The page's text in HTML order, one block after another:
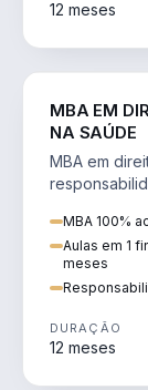
12 meses
MBA EM
NA SAÚDE
MBA em
MBA 100%
Aulas em 1
meses
DURAÇÃO
12 meses